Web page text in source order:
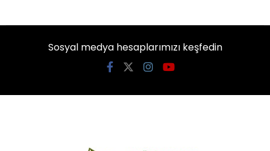
Sosyal medya hesaplarımızı keşfedin